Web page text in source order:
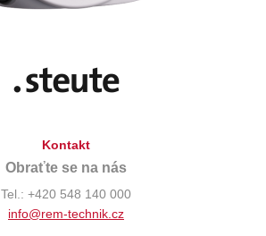
Kontakt
Obraťte se na nás
Tel.: +420 548 140 000
info@rem-technik.cz